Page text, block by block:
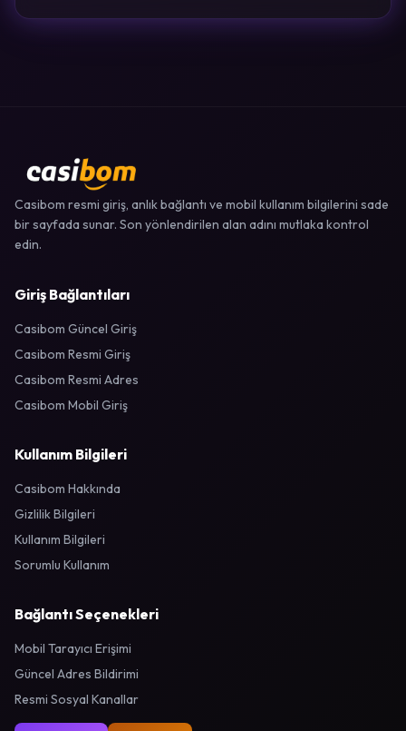
Casibom resmi giriş, anlık bağlantı ve mobil kullanım bilgilerini sade
bir sayfada sunar. Son yönlendirilen alan adını mutlaka kontrol
edin.
Giriş Bağlantıları
Casibom Güncel Giriş
Casibom Resmi Giriş
Casibom Resmi Adres
Casibom Mobil Giriş
Kullanım Bilgileri
Casibom Hakkında
Gizlilik Bilgileri
Kullanım Bilgileri
Sorumlu Kullanım
Bağlantı Seçenekleri
Mobil Tarayıcı Erişimi
Güncel Adres Bildirimi
Resmi Sosyal Kanallar